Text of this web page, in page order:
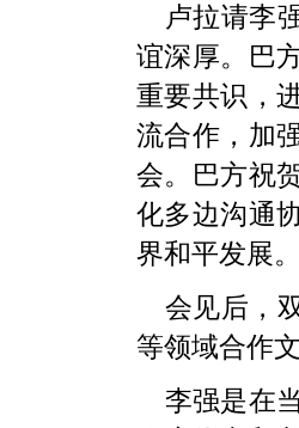
卢拉请李
谊深厚。巴
重要共识，
流合作，加
会。巴方祝
化多边沟通
界和平发展。
会见后，
等领域合作文
李强是在